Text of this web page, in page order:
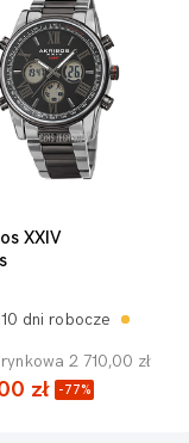
XXIV
dni robocze
2 710,00 zł
zł -77%